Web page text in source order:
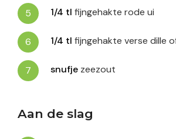
1/4 tl fijngehakte rode ui
1/4 tl fijngehakte verse dille
snufje zeezout
Aan de slag